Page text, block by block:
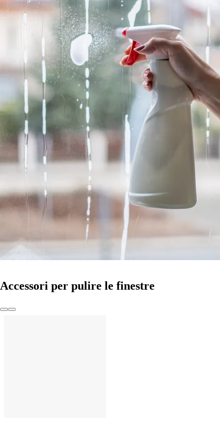
Accessori per pulire le finestre